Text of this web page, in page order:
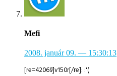
Mefi
2008. január 09. — 15:30:13
[re=42069]v150r[/re]: :'(